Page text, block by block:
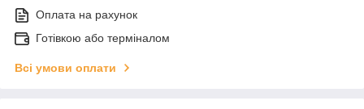
Оплата на рахунок
Готівкою або терміналом
Всі умови оплати